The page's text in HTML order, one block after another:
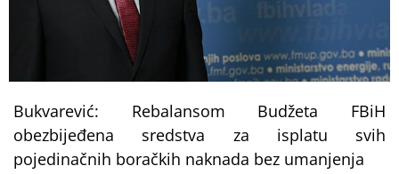
Bukvarević: Rebalansom Budžeta FBiH
obezbijeđena sredstva za isplatu svih
pojedinačnih boračkih naknada bez umanjenja